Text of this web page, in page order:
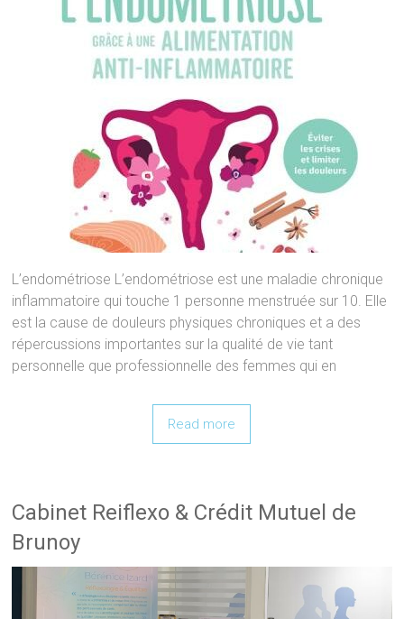
L’endométriose L’endométriose est une maladie chronique
inflammatoire qui touche 1 personne menstruée sur 10. Elle
est la cause de douleurs physiques chroniques et a des
répercussions importantes sur la qualité de vie tant
personnelle que professionnelle des femmes qui en
Read more
Cabinet Reiflexo & Crédit Mutuel de
Brunoy